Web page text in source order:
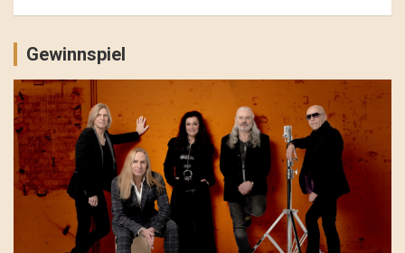
Gewinnspiel